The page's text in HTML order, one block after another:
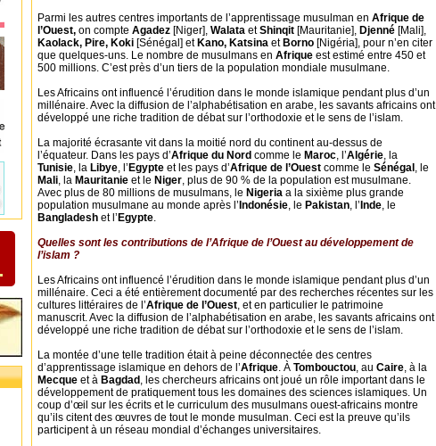
Parmi les autres centres importants de l’apprentissage musulman en Afrique de
l’Ouest, on compte Agadez [Niger], Walata etShinqit [Mauritanie], Djenné [Mali],
Kaolack, Pire, Koki [Sénégal] et Kano, Katsina et Borno [Nigéria], pour n’en citer
que quelques-uns. Le nombre de musulmans en Afrique est estimé entre 450 et
500 millions. C’est près d’un tiers de la population mondiale musulmane.
Les Africains ont influencé l’érudition dans le monde islamique pendant plus d’un
millénaire. Avec la diffusion de l’alphabétisation en arabe, les savants africains ont
développé une riche tradition de débat sur l’orthodoxie et le sens de l’islam.
La majorité écrasante vit dans la moitié nord du continent au-dessus de
l’équateur. Dans les pays d’Afrique du Nord comme le Maroc, l’Algérie, la
Tunisie, la Libye, l’ Egypte et les pays d’Afrique de l’Ouest comme le Sénégal , le
Mali, la Mauritanie et le Niger, plus de 90 % de la population est musulmane.
Avec plus de 80 millions de musulmans, le Nigeria a la sixième plus grande
population musulmane au monde après l’ Indonésie, le Pakistan, l’ Inde, le
Bangladesh et l’ Egypte.
Quelles sont les contributions de l’Afrique de l’Ouest au développement de
l’islam ?
Les Africains ont influencé l’érudition dans le monde islamique pendant plus d’un
millénaire. Ceci a été entièrement documenté par des recherches récentes sur les
cultures littéraires de l’Afrique de l’Ouest, et en particulier le patrimoine
manuscrit. Avec la diffusion de l’alphabétisation en arabe, les savants africains ont
développé une riche tradition de débat sur l’orthodoxie et le sens de l’islam.
La montée d’une telle tradition était à peine déconnectée des centres
d’apprentissage islamique en dehors de l’Afrique. À Tombouctou, au Caire, à la
Mecque et à Bagdad , les chercheurs africains ont joué un rôle important dans le
développement de pratiquement tous les domaines des sciences islamiques. Un
coup d’œil sur les écrits et le curriculum des musulmans ouest-africains montre
qu’ils citent des œuvres de tout le monde musulman. Ceci est la preuve qu’ils
participent à un réseau mondial d’échanges universitaires.